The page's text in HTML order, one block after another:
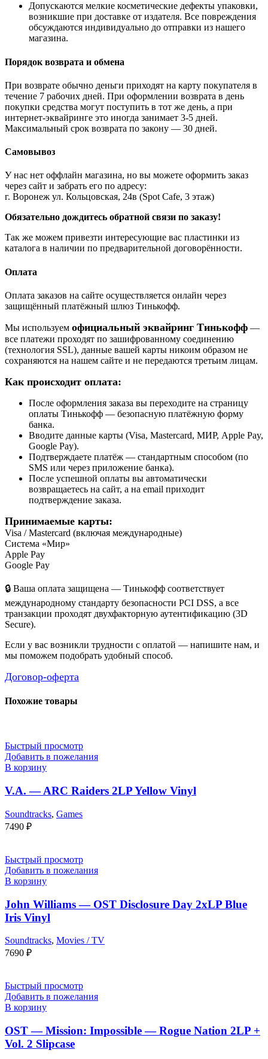
Допускаются мелкие косметические дефекты упаковки,
возникшие при доставке от издателя. Все повреждения
обсуждаются индивидуально до отправки из нашего
магазина.
Порядок возврата и обмена
При возврате обычно деньги приходят на карту покупателя в
течение 7 рабочих дней. При оформлении возврата в день
покупки средства могут поступить в тот же день, а при
интернет-эквайринге это иногда занимает 3-5 дней.
Максимальный срок возврата по закону — 30 дней.
Самовывоз
У нас нет оффлайн магазина, но вы можете оформить заказ
через сайт и забрать его по адресу:
г. Воронеж ул. Кольцовская, 24в (Spot Cafe, 3 этаж)
Обязательно дождитесь обратной связи по заказу!
Так же можем привезти интересующие вас пластинки из
каталога в наличии по предварительной договорённости.
Оплата
Оплата заказов на сайте осуществляется онлайн через
защищённый платёжный шлюз Тинькофф.
Мы используем официальный эквайринг Тинькофф —
все платежи проходят по зашифрованному соединению
(технология SSL), данные вашей карты никоим образом не
сохраняются на нашем сайте и не передаются третьим лицам.
Как происходит оплата:
После оформления заказа вы переходите на страницу
оплаты Тинькофф — безопасную платёжную форму
банка.
Вводите данные карты (Visa, Mastercard, МИР, Apple Pay,
Google Pay).
Подтверждаете платёж — стандартным способом (по
SMS или через приложение банка).
После успешной оплаты вы автоматически
возвращаетесь на сайт, а на email приходит
подтверждение заказа.
Принимаемые карты:
Visa / Mastercard (включая международные)
Система «Мир»
Apple Pay
Google Pay
🔒 Ваша оплата защищена — Тинькофф соответствует
международному стандарту безопасности PCI DSS, а все
транзакции проходят двухфакторную аутентификацию (3D
Secure).
Если у вас возникли трудности с оплатой — напишите нам, и
мы поможем подобрать удобный способ.
Договор-оферта
Похожие товары
Быстрый просмотр
Добавить в пожелания
В корзину
V.A. — ARC Raiders 2LP Yellow Vinyl
Soundtracks, Games
7490 ₽
Быстрый просмотр
Добавить в пожелания
В корзину
John Williams — OST Disclosure Day 2xLP Blue
Iris Vinyl
Soundtracks, Movies / TV
7690 ₽
Быстрый просмотр
Добавить в пожелания
В корзину
OST — Mission: Impossible — Rogue Nation 2LP +
Vol. 2 Slipcase